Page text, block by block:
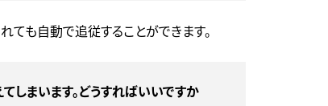
ても自動で追従することができます。
まいます。どうすればいいですか